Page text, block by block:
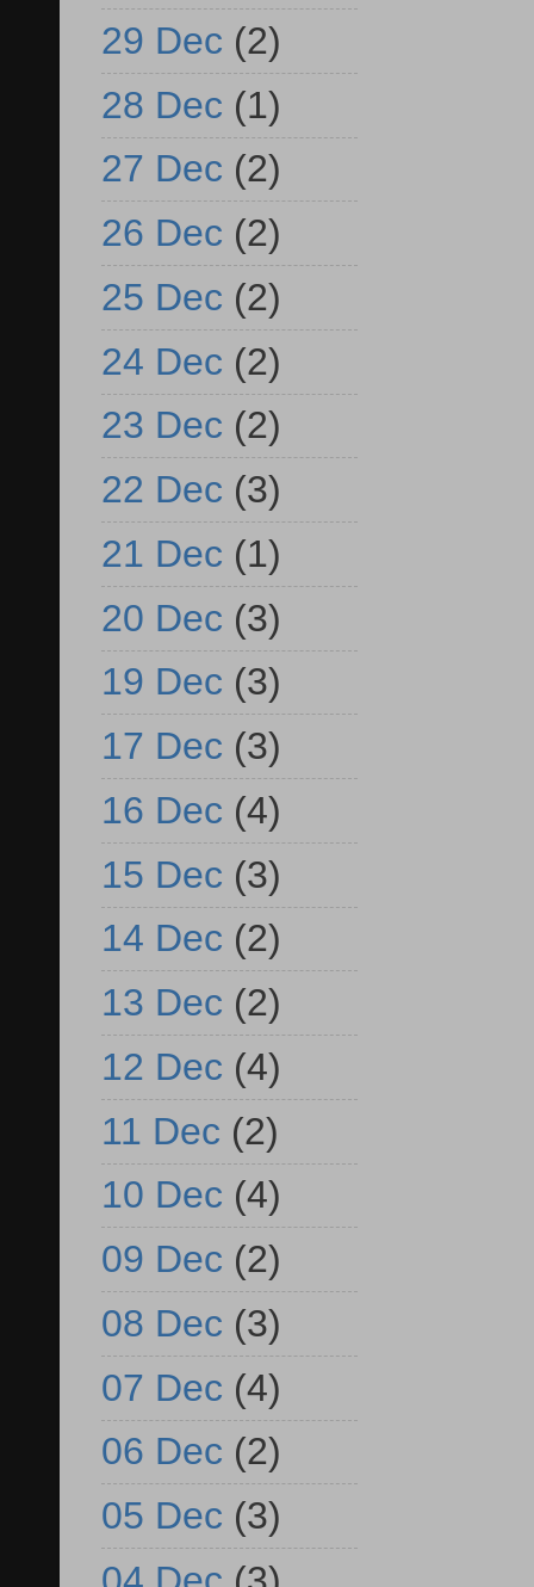
29 Dec (2)
28 Dec (1)
27 Dec (2)
26 Dec (2)
25 Dec (2)
24 Dec (2)
23 Dec (2)
22 Dec (3)
21 Dec (1)
20 Dec (3)
19 Dec (3)
17 Dec (3)
16 Dec (4)
15 Dec (3)
14 Dec (2)
13 Dec (2)
12 Dec (4)
11 Dec (2)
10 Dec (4)
09 Dec (2)
08 Dec (3)
07 Dec (4)
06 Dec (2)
05 Dec (3)